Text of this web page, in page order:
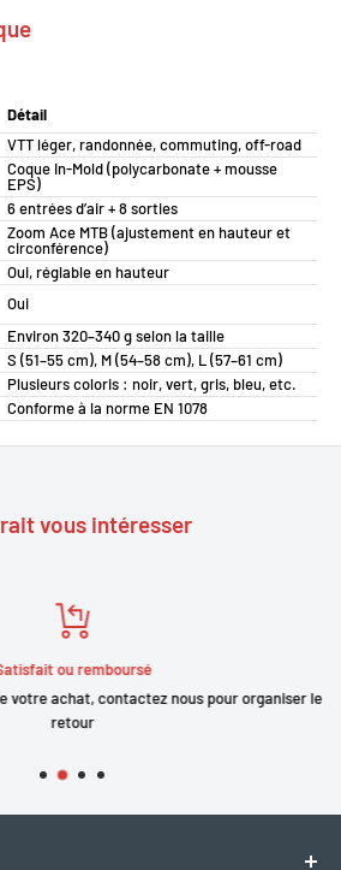
Détail
VTT léger, randonnée, commuting, off-road
Coque In-Mold (polycarbonate + mousse
EPS)
6 entrées d’air + 8 sorties
Zoom Ace MTB (ajustement en hauteur et
circonférence)
Oui, réglable en hauteur
Oui
Environ 320–340 g selon la taille
S (51–55 cm), M (54–58 cm), L (57–61 cm)
Plusieurs coloris : noir, vert, gris, bleu, etc.
Conforme à la norme EN 1078
vous intéresser
ou remboursé
votre achat, contactez nous pour organiser le
retour